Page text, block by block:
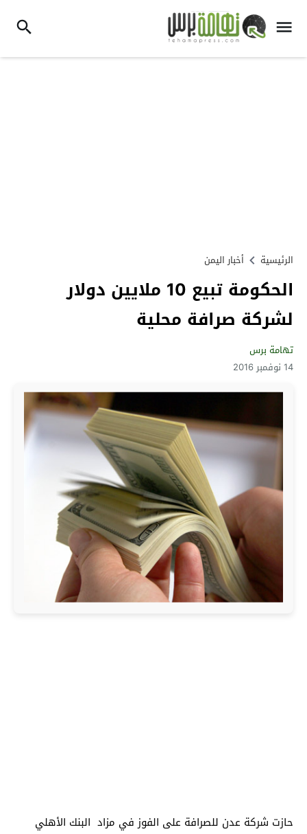
الرئيسية أخبار اليمن
الحكومة تبيع 10 ملايين دولار
لشركة صرافة محلية
تهامة برس
14 نوفمبر 2016
حازت شركة عدن للصرافة على الفوز في مزاد البنك الأهلي